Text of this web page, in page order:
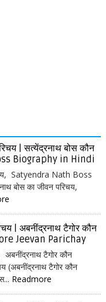
| सत्येंद्रनाथ बोस कौन
Biography in Hindi
Satyendra Nath Boss
बोस का जीवन परिचय,
| अबनींद्रनाथ टैगोर कौन
Jeevan Parichay
अबनींद्रनाथ टैगोर कौन
(अबनींद्रनाथ टैगोर कौन
Readmore